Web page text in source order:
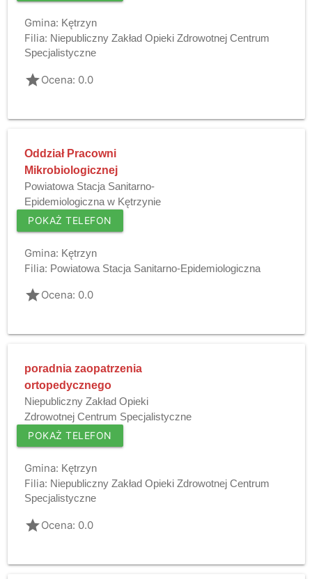
Gmina: Kętrzyn
Filia: Niepubliczny Zakład Opieki Zdrowotnej Centrum
Specjalistyczne
gradeOcena: 0.0
Oddział Pracowni
Mikrobiologicznej
Powiatowa Stacja Sanitarno-
Epidemiologiczna w Kętrzynie
POKAŻ TELEFON
Gmina: Kętrzyn
Filia: Powiatowa Stacja Sanitarno-Epidemiologiczna
gradeOcena: 0.0
poradnia zaopatrzenia
ortopedycznego
Niepubliczny Zakład Opieki
Zdrowotnej Centrum Specjalistyczne
POKAŻ TELEFON
Gmina: Kętrzyn
Filia: Niepubliczny Zakład Opieki Zdrowotnej Centrum
Specjalistyczne
gradeOcena: 0.0